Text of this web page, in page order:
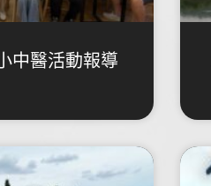
中醫活動報導